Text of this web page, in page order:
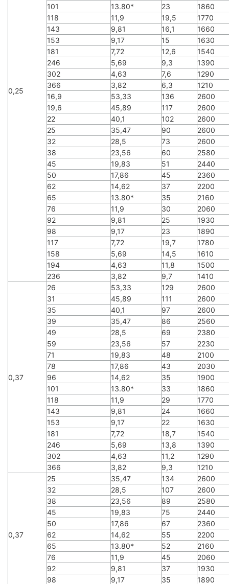
0,25
101
13.80* 23
1860
118
11,9 19,5
1770
143
9,81 16,1
1660
153
9,17 15
1630
181
7,72 12,6
1540
246
5,69 9,3
1390
302
4,63 7,6
1290
366
3,82 6,3
1210
16,9
53,33 136
2600
19,6
45,89 117
2600
22
40,1 102
2600
25
35,47 90
2600
32
28,5 73
2600
38
23,56 60
2580
45
19,83 51
2440
50
17,86 45
2360
62
14,62 37
2200
65
13.80* 35
2160
76
11,9 30
2060
92
9,81 25
1930
98
9,17 23
1890
117
7,72 19,7
1780
158
5,69 14,5
1610
194
4,63 11,8
1500
236
3,82 9,7 1410
0,37
26 53,33 129
2600
31
45,89 111
2600
35
40,1 97
2600
39
35,47 86
2560
49
28,5 69
2380
59
23,56 57
2230
71
19,83 48
2100
78
17,86 43
2030
96
14,62 35
1900
101
13.80* 33
1860
118
11,9 29
1770
143
9,81 24
1660
153
9,17 22
1630
181
7,72 18,7
1540
246
5,69 13,8
1390
302
4,63 11,2
1290
366
3,82 9,3 1210
0,37
25 35,47 134
2600
32
28,5 107
2600
38
23,56 89
2580
45
19,83 75
2440
50
17,86 67
2360
62
14,62 55
2200
65
13.80* 52
2160
76
11,9 45
2060
92
9,81 37
1930
98
9,17 35 1890